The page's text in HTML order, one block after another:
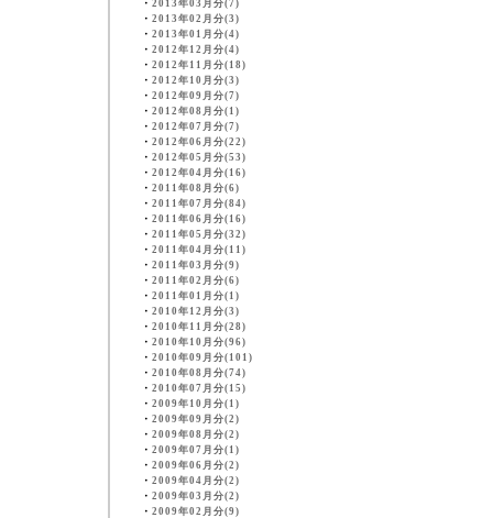
・ 2013年03月分(7)
・ 2013年02月分(3)
・ 2013年01月分(4)
・ 2012年12月分(4)
・ 2012年11月分(18)
・ 2012年10月分(3)
・ 2012年09月分(7)
・ 2012年08月分(1)
・ 2012年07月分(7)
・ 2012年06月分(22)
・ 2012年05月分(53)
・ 2012年04月分(16)
・ 2011年08月分(6)
・ 2011年07月分(84)
・ 2011年06月分(16)
・ 2011年05月分(32)
・ 2011年04月分(11)
・ 2011年03月分(9)
・ 2011年02月分(6)
・ 2011年01月分(1)
・ 2010年12月分(3)
・ 2010年11月分(28)
・ 2010年10月分(96)
・ 2010年09月分(101)
・ 2010年08月分(74)
・ 2010年07月分(15)
・ 2009年10月分(1)
・ 2009年09月分(2)
・ 2009年08月分(2)
・ 2009年07月分(1)
・ 2009年06月分(2)
・ 2009年04月分(2)
・ 2009年03月分(2)
・ 2009年02月分(9)